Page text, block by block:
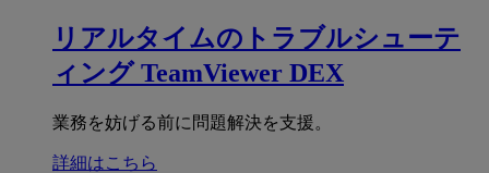
リアルタイムのトラブルシューテ
ィング TeamViewer DEX
業務を妨げる前に問題解決を支援。
詳細はこちら